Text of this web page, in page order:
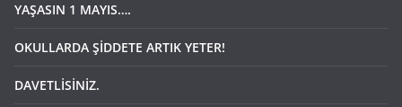
YAŞASIN 1 MAYIS….
OKULLARDA ŞİDDETE ARTIK YETER!
DAVETLİSİNİZ.